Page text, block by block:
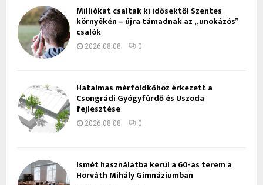
Milliókat csaltak ki idősektől Szentes
környékén – újra támadnak az „unokázós”
csalók
2026.08.08. 0
Hatalmas mérföldkőhöz érkezett a
Csongrádi Gyógyfürdő és Uszoda
fejlesztése
2026.08.08. 0
Ismét használatba kerül a 60-as terem a
Horváth Mihály Gimnáziumban